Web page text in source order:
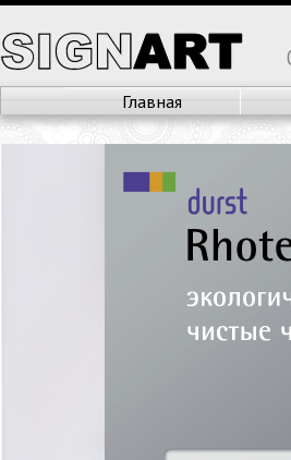
Главная